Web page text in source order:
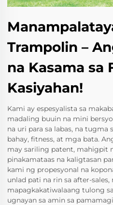
Trampolin –
na Kasama sa
Kasiyahan!
Kami ay espesyalista sa
madaling buuin na mini
na uri para sa labas, na tugma
bahay, fitness, at mga bata.
may sariling patent, mahigpit
pinakamataas na kaligtasan
kami ng propesyonal na
unlad pati na rin sa after-
mapagkakatiwalaang tulong
ugnayan sa amin sa